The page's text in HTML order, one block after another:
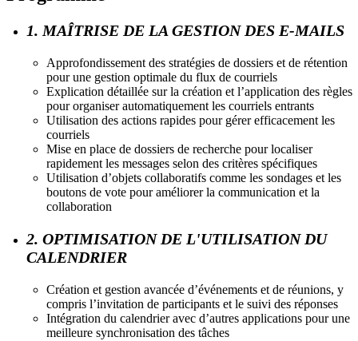
1. MAÎTRISE DE LA GESTION DES E-MAILS
Approfondissement des stratégies de dossiers et de rétention
pour une gestion optimale du flux de courriels
Explication détaillée sur la création et l’application des règles
pour organiser automatiquement les courriels entrants
Utilisation des actions rapides pour gérer efficacement les
courriels
Mise en place de dossiers de recherche pour localiser
rapidement les messages selon des critères spécifiques
Utilisation d’objets collaboratifs comme les sondages et les
boutons de vote pour améliorer la communication et la
collaboration
2. OPTIMISATION DE L'UTILISATION DU
CALENDRIER
Création et gestion avancée d’événements et de réunions, y
compris l’invitation de participants et le suivi des réponses
Intégration du calendrier avec d’autres applications pour une
meilleure synchronisation des tâches